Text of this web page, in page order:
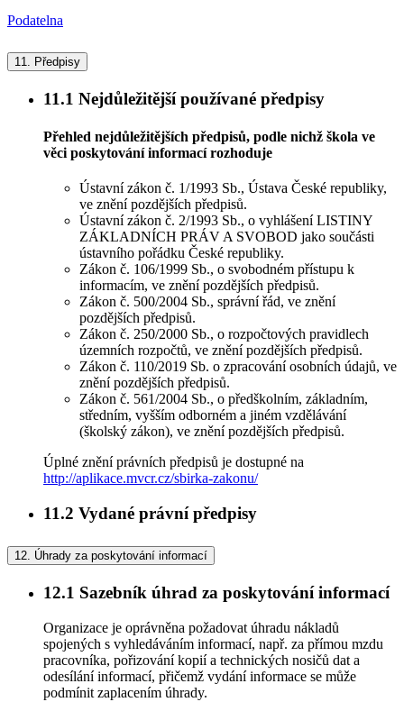
Podatelna
11. Předpisy
11.1 Nejdůležitější používané předpisy
Přehled nejdůležitějších předpisů, podle nichž škola ve
věci poskytování informací rozhoduje
Ústavní zákon č. 1/1993 Sb., Ústava České republiky,
ve znění pozdějších předpisů.
Ústavní zákon č. 2/1993 Sb., o vyhlášení LISTINY
ZÁKLADNÍCH PRÁV A SVOBOD jako součásti
ústavního pořádku České republiky.
Zákon č. 106/1999 Sb., o svobodném přístupu k
informacím, ve znění pozdějších předpisů.
Zákon č. 500/2004 Sb., správní řád, ve znění
pozdějších předpisů.
Zákon č. 250/2000 Sb., o rozpočtových pravidlech
územních rozpočtů, ve znění pozdějších předpisů.
Zákon č. 110/2019 Sb. o zpracování osobních údajů, ve
znění pozdějších předpisů.
Zákon č. 561/2004 Sb., o předškolním, základním,
středním, vyšším odborném a jiném vzdělávání
(školský zákon), ve znění pozdějších předpisů.
Úplné znění právních předpisů je dostupné na
http://aplikace.mvcr.cz/sbirka-zakonu/
11.2 Vydané právní předpisy
12. Úhrady za poskytování informací
12.1 Sazebník úhrad za poskytování informací
Organizace je oprávněna požadovat úhradu nákladů
spojených s vyhledáváním informací, např. za přímou mzdu
pracovníka, pořizování kopií a technických nosičů dat a
odesílání informací, přičemž vydání informace se může
podmínit zaplacením úhrady.